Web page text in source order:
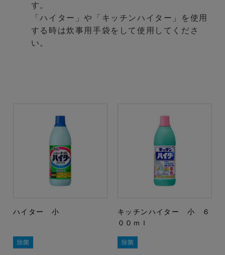
す。
「ハイター」や「キッチンハイター」を使用
する時は炊事用手袋をして使用してくださ
い。
ハイター 小
除菌
キッチンハイター 小 ６
００ｍｌ
除菌